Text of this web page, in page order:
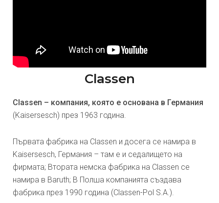
Classen
Classen – компания, която е основана в Германия
(Kaisersesch) през 1963 година.
Първата фабрика на Classen и досега се намира в
Kaisersesch, Германия – там е и седалището на
фирмата; Втората немска фабрика на Classen се
намира в Baruth; В Полша компанията създава
фабрика през 1990 година (Classen-Pol S.A.).